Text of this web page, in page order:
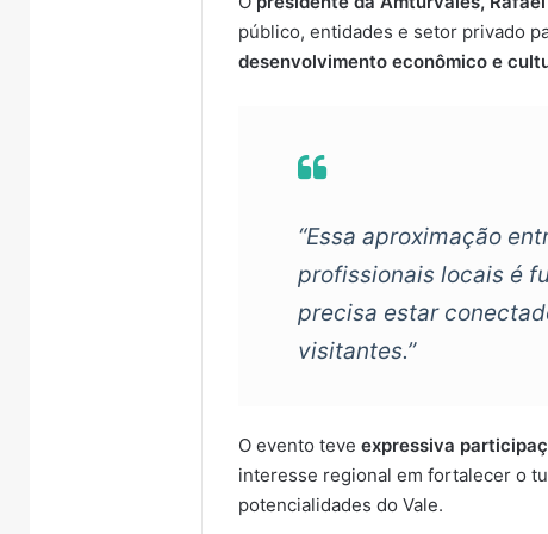
público, entidades e setor privado
desenvolvimento econômico e
“Essa aproximação
profissionais locais é
precisa estar
visitantes.”
O evento teveexpressiva
interesse regional em fortalecer o
potencialidades do Vale.